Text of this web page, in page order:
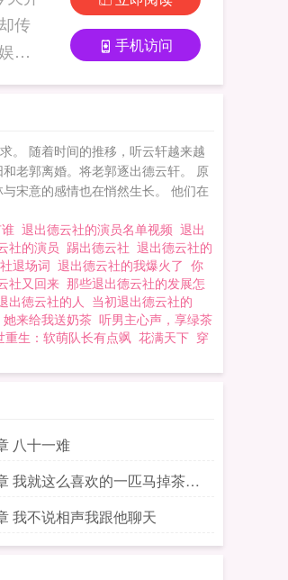
传
作
手机访问
。 随着时间的推移，听云轩越来越
老郭离婚。将老郭逐出德云轩。 原
宋意的感情也在悄然生长。 他们在
退出德云社的演员名单视频 退出
社的演员 踢出德云社 退出德云社的
退场词 退出德云社的我爆火了 你
社又回来 那些退出德云社的发展怎
出徳云社的人 当初退出德云社的
她来给我送奶茶 听男主心声，享绿茶
重生：软萌队长有点飒 花满天下 穿
八十一难
我就这么喜欢的一匹马掉茶碗
我不说相声我跟他聊天